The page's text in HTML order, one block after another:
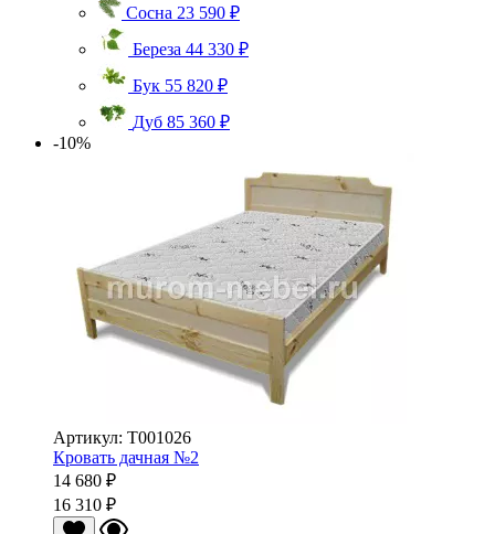
Сосна 23 590 ₽
Береза 44 330 ₽
Бук 55 820 ₽
Дуб 85 360 ₽
-10%
Артикул: Т001026
Кровать дачная №2
14 680 ₽
16 310 ₽